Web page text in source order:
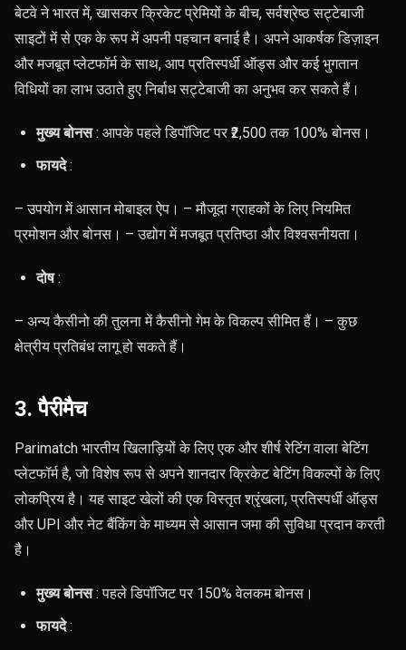
बेटवे ने भारत में, खासकर क्रिकेट प्रेमियों के बीच, सर्वश्रेष्ठ सट्टेबाजी
साइटों में से एक के रूप में अपनी पहचान बनाई है। अपने आकर्षक डिज़ाइन
और मजबूत प्लेटफॉर्म के साथ, आप प्रतिस्पर्धी ऑड्स और कई भुगतान
विधियों का लाभ उठाते हुए निर्बाध सट्टेबाजी का अनुभव कर सकते हैं।
मुख्य बोनस: आपके पहले डिपॉजिट पर ₹2,500 तक 100% बोनस।
फायदे:
– उपयोग में आसान मोबाइल ऐप। – मौजूदा ग्राहकों के लिए नियमित
प्रमोशन और बोनस। – उद्योग में मजबूत प्रतिष्ठा और विश्वसनीयता।
दोष:
– अन्य कैसीनो की तुलना में कैसीनो गेम के विकल्प सीमित हैं। – कुछ
क्षेत्रीय प्रतिबंध लागू हो सकते हैं।
3. पैरीमैच
Parimatch भारतीय खिलाड़ियों के लिए एक और शीर्ष रेटिंग वाला बेटिंग
प्लेटफॉर्म है, जो विशेष रूप से अपने शानदार क्रिकेट बेटिंग विकल्पों के लिए
लोकप्रिय है। यह साइट खेलों की एक विस्तृत श्रृंखला, प्रतिस्पर्धी ऑड्स
और UPI और नेट बैंकिंग के माध्यम से आसान जमा की सुविधा प्रदान करती
है।
मुख्य बोनस: पहले डिपॉजिट पर 150% वेलकम बोनस।
फायदे: